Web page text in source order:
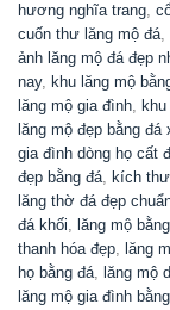
hương nghĩa trang,
cuốn thư lăng mộ đá,
ảnh lăng mộ đá đẹp
nay, khu lăng mộ
lăng mộ gia đình,
lăng mộ đẹp bằng
gia đình dòng họ cất
đẹp bằng đá, kích
lăng thờ đá đẹp
đá khối, lăng mộ
thanh hóa đẹp, lăng
họ bằng đá, lăng mộ
lăng mộ gia đình